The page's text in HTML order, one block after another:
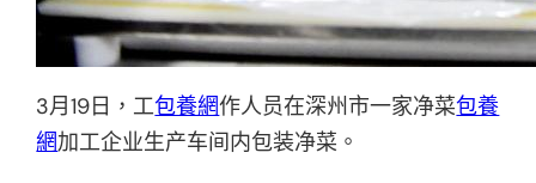
3月19日，工包養網作人员在深州市一家净菜包養
網加工企业生产车间内包装净菜。